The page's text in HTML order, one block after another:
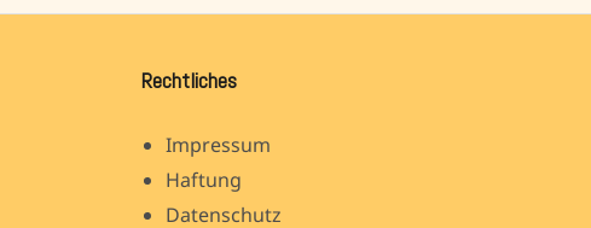
Rechtliches
Impressum
Haftung
Datenschutz